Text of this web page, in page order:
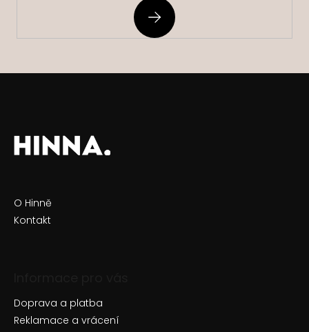
PŘIHLÁSIT
SE
O Hinně
Kontakt
Doprava a platba
Reklamace a vrácení